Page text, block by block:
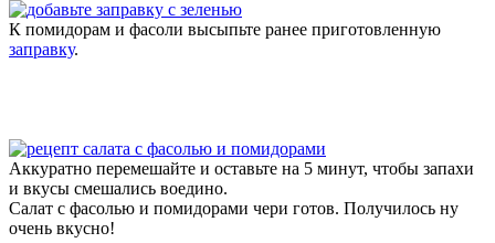
К помидорам и фасоли высыпьте ранее приготовленную
заправку.
Аккуратно перемешайте и оставьте на 5 минут, чтобы запахи
и вкусы смешались воедино.
Салат с фасолью и помидорами чери готов. Получилось ну
очень вкусно!